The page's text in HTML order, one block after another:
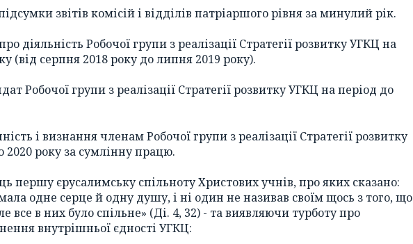
звітів комісій і відділів патріаршого рівня за минулий рік.
діяльність Робочої групи з реалізації Стратегії розвитку УГКЦ на
(від серпня 2018 року до липня 2019 року).
Робочої групи з реалізації Стратегії розвитку УГКЦ на період до
і визнання членам Робочої групи з реалізації Стратегії розвитку
2020 року за сумлінну працю.
першу єрусалимську спільноту Христових учнів, про яких сказано:
одне серце й одну душу, і ні один не називав своїм щось з того, що
все в них було спільне» (Ді. 4, 32) - та виявляючи турботу про
внутрішньої єдності УГКЦ: